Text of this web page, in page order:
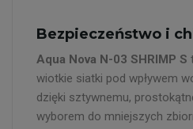
Bezpieczeństwo i
Aqua Nova N-03 SHRIMP S
wiotkie siatki pod wpływem
dzięki sztywnemu,
wyborem do mniejszych